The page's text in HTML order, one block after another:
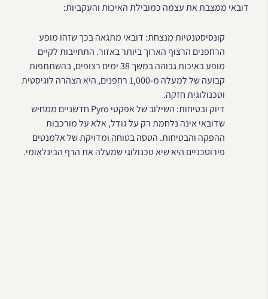
דובאי ממצבת את עצמה כמובילת האיכות והעקביות:
קונסיסטנטיות מנצחת: דובאי מתגאה בכך שזהו מופע
הרחפנים הרצוף הארוך ביותר באזור. התחייבות לקיים
מופע באיכות גבוהה במשך 38 ימים רצופים, בהשתתפות
קבועה של למעלה מ-1,000 רחפנים, היא הצהרה לוגיסטית
וטכנולוגית חזקה.
דיוק ובטיחות: השילוב של אפקטי Pyro חדשניים ממחיש
שדובאי אינה נלחמת רק על גודל, אלא על מורכבות
ההפקה והבטיחות. הטסה בטוחה ומדויקת של אלמנטים
פירוטכניים היא שיא טכנולוגי שמעלה את הרף הבינלאומי.